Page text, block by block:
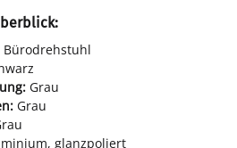
Bürodrehstuhl
Grau
Grau
glanzpoliert